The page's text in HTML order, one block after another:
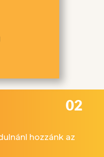
02
hozzánk az